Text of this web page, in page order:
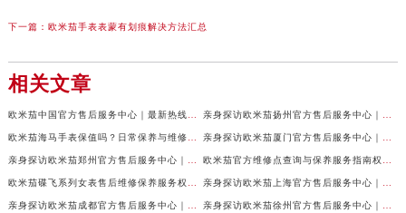
下一篇： 欧米茄手表表蒙有划痕解决方法汇总
相关文章